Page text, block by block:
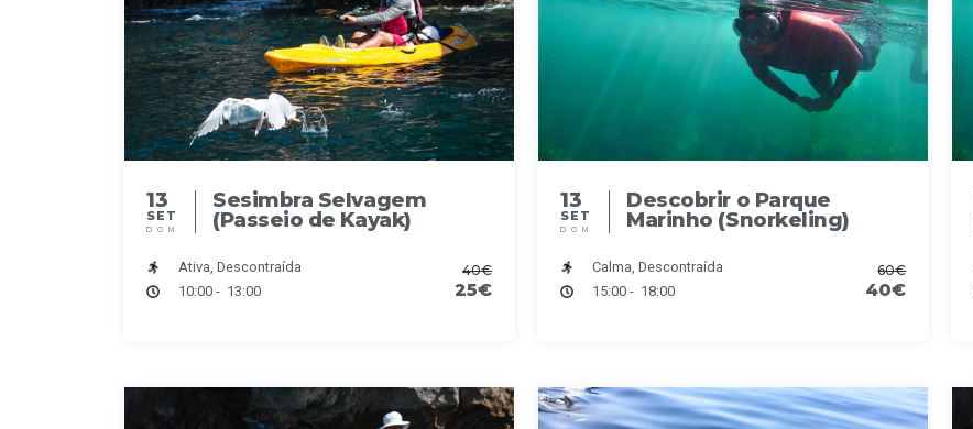
13
SET
DOM
Sesimbra Selvagem
(Passeio de Kayak)
Ativa, Descontraída
10:00 - 13:00
40€
25€
13
SET
DOM
Descobrir o Parque
Marinho (Snorkeling)
Calma, Descontraída
15:00 - 18:00
60€
40€